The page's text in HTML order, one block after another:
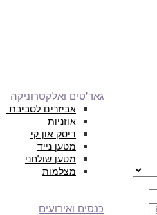
גאד’טים ואלקטרוניקה
אביזרים לסביבת
אוזניות
דיסק און קי
מטען נייד
מטען שולחני
מצלמות
כנסים ואירועים